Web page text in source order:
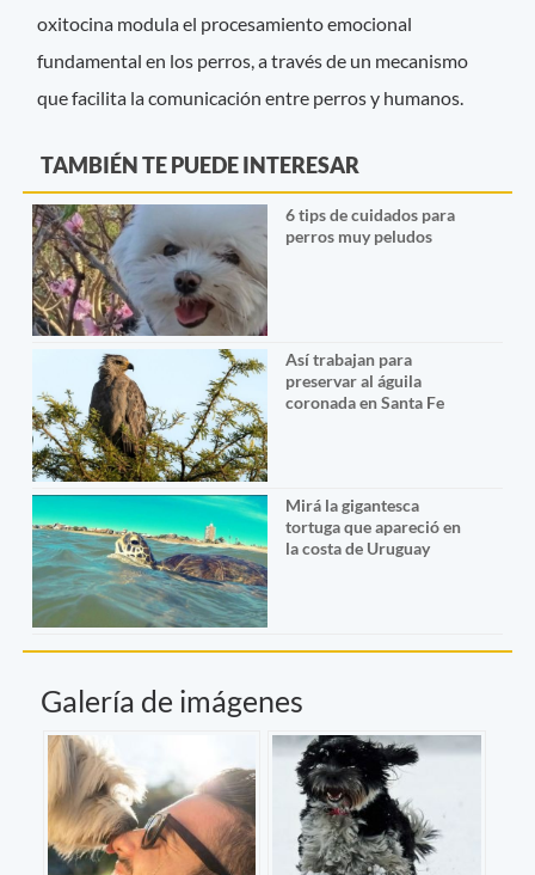
oxitocina modula el procesamiento emocional
fundamental en los perros, a través de un mecanismo
que facilita la comunicación entre perros y humanos.
TAMBIÉN TE PUEDE INTERESAR
6 tips de cuidados para
perros muy peludos
Así trabajan para
preservar al águila
coronada en Santa Fe
Mirá la gigantesca
tortuga que apareció en
la costa de Uruguay
Galería de imágenes